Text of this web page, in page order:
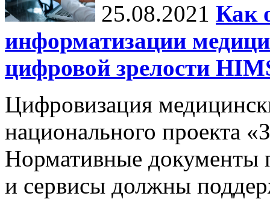
25.08.2021 Как
информатизации
цифровой зрелости
Цифровизация
национального проекта
Нормативные документы
и сервисы должны